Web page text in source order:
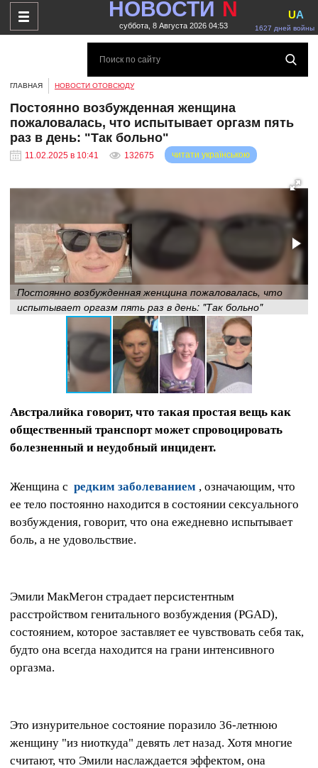
НОВОСТИ N
суббота, 8 Августа 2026 04:53 1627 дней войны
UA
ГЛАВНАЯ НОВОСТИ ОТОВСЮДУ
Постоянно возбужденная женщина
пожаловалась, что испытывает оргазм пять
раз в день: "Так больно"
11.02.2025 в 10:41 132675 читати українською
Постоянно возбужденная женщина пожаловалась, что
испытывает оргазм пять раз в день: "Так больно"
Австралийка говорит, что такая простая вещь как
общественный транспорт может спровоцировать
болезненный и неудобный инцидент.
Женщина с редким заболеванием , означающим, что
ее тело постоянно находится в состоянии сексуального
возбуждения, говорит, что она ежедневно испытывает
боль, а не удовольствие.
Эмили МакМегон страдает персистентным
расстройством генитального возбуждения (PGAD),
состоянием, которое заставляет ее чувствовать себя так,
будто она всегда находится на грани интенсивного
оргазма.
Это изнурительное состояние поразило 36-летнюю
женщину "из ниоткуда" девять лет назад. Хотя многие
считают, что Эмили наслаждается эффектом, она